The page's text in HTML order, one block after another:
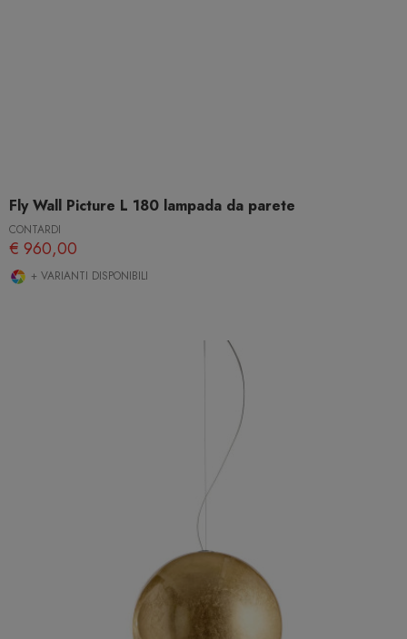
Fly Wall Picture L 180 lampada da parete
CONTARDI
€ 960,00
+ VARIANTI DISPONIBILI